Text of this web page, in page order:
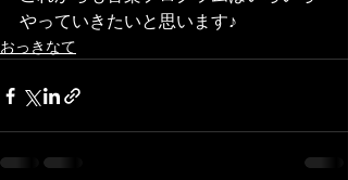
やっていきたいと思います♪
おっきなて